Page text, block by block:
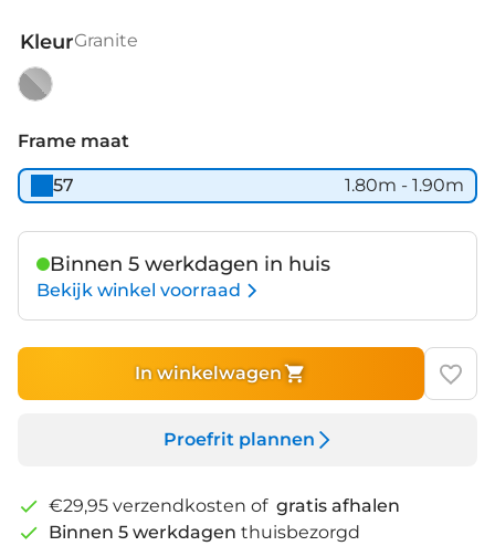
KleurGranite
Frame maat
57 1.80m - 1.90m
Binnen 5 werkdagen in huis
Bekijk winkel voorraad
In winkelwagen
Proefrit plannen
€29,95 verzendkosten of gratis afhalen
Binnen 5 werkdagen thuisbezorgd